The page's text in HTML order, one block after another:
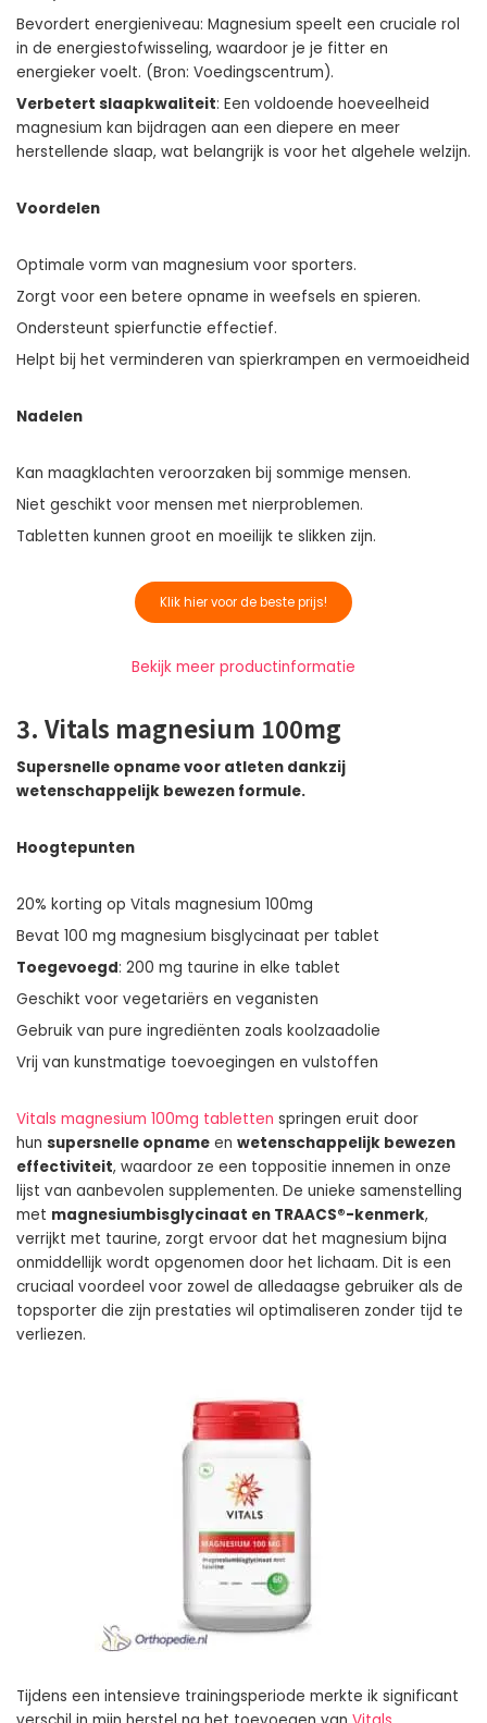
Bevordert energieniveau: Magnesium speelt een cruciale rol
in de energiestofwisseling, waardoor je je fitter en
energieker voelt. (Bron: Voedingscentrum).
Verbetert slaapkwaliteit: Een voldoende hoeveelheid
magnesium kan bijdragen aan een diepere en meer
herstellende slaap, wat belangrijk is voor het algehele welzijn.
Voordelen
Optimale vorm van magnesium voor sporters.
Zorgt voor een betere opname in weefsels en spieren.
Ondersteunt spierfunctie effectief.
Helpt bij het verminderen van spierkrampen en vermoeidheid
Nadelen
Kan maagklachten veroorzaken bij sommige mensen.
Niet geschikt voor mensen met nierproblemen.
Tabletten kunnen groot en moeilijk te slikken zijn.
Klik hier voor de beste prijs!
Bekijk meer productinformatie
3. Vitals magnesium 100mg
Supersnelle opname voor atleten dankzij
wetenschappelijk bewezen formule.
Hoogtepunten
20% korting op Vitals magnesium 100mg
Bevat 100 mg magnesium bisglycinaat per tablet
Toegevoegd: 200 mg taurine in elke tablet
Geschikt voor vegetariërs en veganisten
Gebruik van pure ingrediënten zoals koolzaadolie
Vrij van kunstmatige toevoegingen en vulstoffen
Vitals magnesium 100mg tabletten springen eruit door
hun supersnelle opname en wetenschappelijk bewezen
effectiviteit, waardoor ze een toppositie innemen in onze
lijst van aanbevolen supplementen. De unieke samenstelling
met magnesiumbisglycinaat en TRAACS®-kenmerk,
verrijkt met taurine, zorgt ervoor dat het magnesium bijna
onmiddellijk wordt opgenomen door het lichaam. Dit is een
cruciaal voordeel voor zowel de alledaagse gebruiker als de
topsporter die zijn prestaties wil optimaliseren zonder tijd te
verliezen.
Tijdens een intensieve trainingsperiode merkte ik significant